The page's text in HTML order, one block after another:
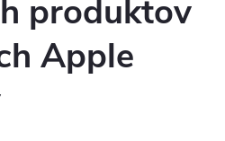
produktov
Apple